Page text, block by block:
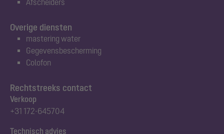
Afscheiders
Rechtstreeks contact
Verkoop
+31 172-645704
Technisch advies
Overige diensten
mastering water
Gegevensbescherming
Colofon